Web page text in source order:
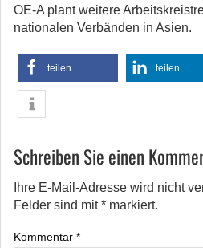
OE-A plant weitere
nationalen Verbänden in Asien.
teilen teilen
Schreiben Sie einen
Ihre E-Mail-Adresse wird nicht
Felder sind mit* markiert.
Kommentar *